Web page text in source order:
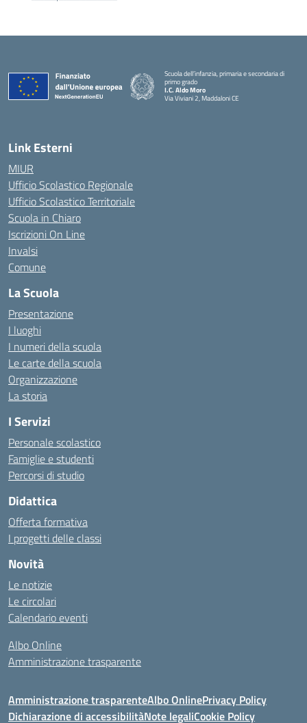
Scuola dell’infanzia, primaria e secondaria di
primo grado
I.C. Aldo Moro
Via Viviani 2, Maddaloni CE
Link Esterni
MIUR
Ufficio Scolastico Regionale
Ufficio Scolastico Territoriale
Scuola in Chiaro
Iscrizioni On Line
Invalsi
Comune
La Scuola
Presentazione
I luoghi
I numeri della scuola
Le carte della scuola
Organizzazione
La storia
I Servizi
Personale scolastico
Famiglie e studenti
Percorsi di studio
Didattica
Offerta formativa
I progetti delle classi
Novità
Le notizie
Le circolari
Calendario eventi
Albo Online
Amministrazione trasparente
Amministrazione trasparenteAlbo OnlinePrivacy Policy
Dichiarazione di accessibilitàNote legaliCookie Policy